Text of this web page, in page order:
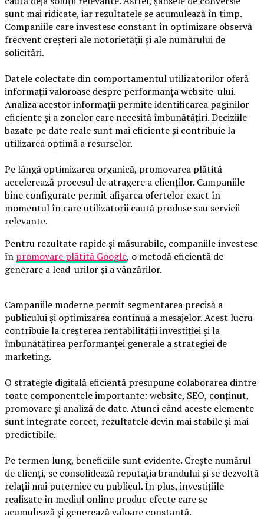
sunt mai ridicate, iar rezultatele se acumulează în timp.
Companiile care investesc constant în optimizare observă
frecvent creșteri ale notorietății și ale numărului de
solicitări.
Datele colectate din comportamentul utilizatorilor oferă
informații valoroase despre performanța website-ului.
Analiza acestor informații permite identificarea paginilor
eficiente și a zonelor care necesită îmbunătățiri. Deciziile
bazate pe date reale sunt mai eficiente și contribuie la
utilizarea optimă a resurselor.
Pe lângă optimizarea organică, promovarea plătită
accelerează procesul de atragere a clienților. Campaniile
bine configurate permit afișarea ofertelor exact în
momentul în care utilizatorii caută produse sau servicii
relevante.
Pentru rezultate rapide și măsurabile, companiile investesc
în promovare plătită Google, o metodă eficientă de
generare a lead-urilor și a vânzărilor.
Campaniile moderne permit segmentarea precisă a
publicului și optimizarea continuă a mesajelor. Acest lucru
contribuie la creșterea rentabilității investiției și la
îmbunătățirea performanței generale a strategiei de
marketing.
O strategie digitală eficientă presupune colaborarea dintre
toate componentele importante: website, SEO, conținut,
promovare și analiză de date. Atunci când aceste elemente
sunt integrate corect, rezultatele devin mai stabile și mai
predictibile.
Pe termen lung, beneficiile sunt evidente. Crește numărul
de clienți, se consolidează reputația brandului și se dezvoltă
relații mai puternice cu publicul. În plus, investițiile
realizate în mediul online produc efecte care se
acumulează și generează valoare constantă.